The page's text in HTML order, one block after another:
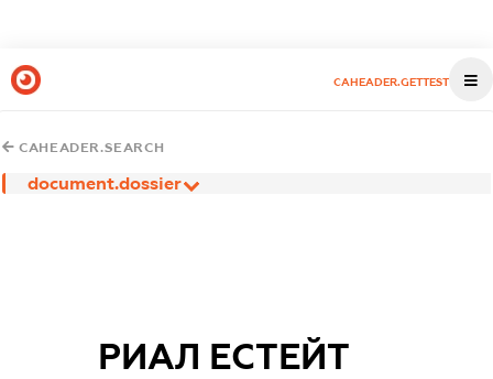
CAHEADER.GETTEST
CAHEADER.SEARCH
document.dossier
РИАЛ ЕСТЕЙТ